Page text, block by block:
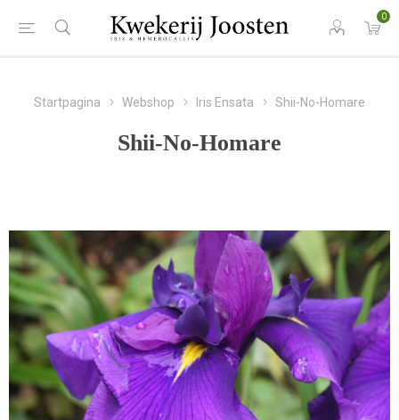
0
Startpagina Webshop Iris Ensata Shii-No-Homare
Shii-No-Homare